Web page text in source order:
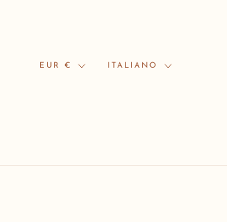
Valuta
EUR € Lingua
ITALIANO